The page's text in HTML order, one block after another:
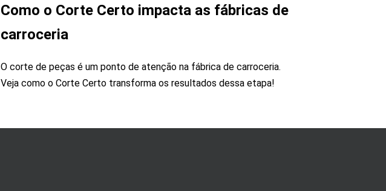
Como o Corte Certo impacta as fábricas de
carroceria
O corte de peças é um ponto de atenção na fábrica de carroceria.
Veja como o Corte Certo transforma os resultados dessa etapa!